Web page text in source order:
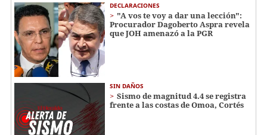
DECLARACIONES
"A vos te voy a dar una lección":
Procurador Dagoberto Aspra revela
que JOH amenazó a la PGR
SIN DAÑOS
Sismo de magnitud 4.4 se registra
frente a las costas de Omoa, Cortés